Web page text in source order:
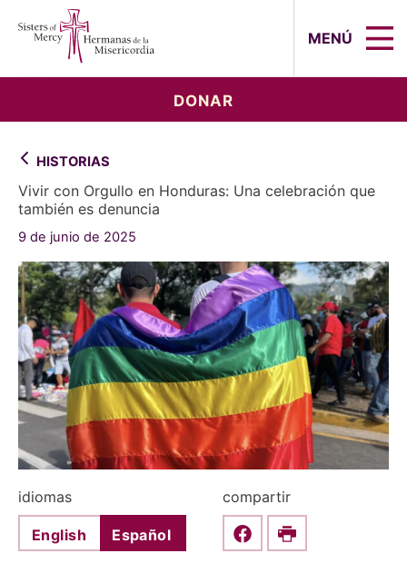
MENÚ
DONAR
HISTORIAS
Vivir con Orgullo en Honduras: Una celebración que
también es denuncia
9 de junio de 2025
idiomas
English Español
compartir
Share this on Facebook
Print